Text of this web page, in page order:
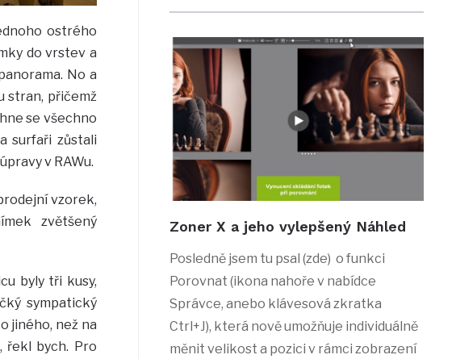
ostrého
do vrstev a
No a
stran, přičemž
se všechno
surfaři zůstali
v RAWu.
vzorek,
zvětšený
byly tři kusy,
sympatický
jiného, než na
řekl bych. Pro
Zoner X a jeho vylepšený Náhled
Posledně jsem tu psal (zde) o funkci
Porovnat (ikona nahoře v nabídce
Správce, anebo klávesová zkratka
Ctrl+J), která nově umožňuje individuálně
měnit velikost a pozici v rámci zobrazení